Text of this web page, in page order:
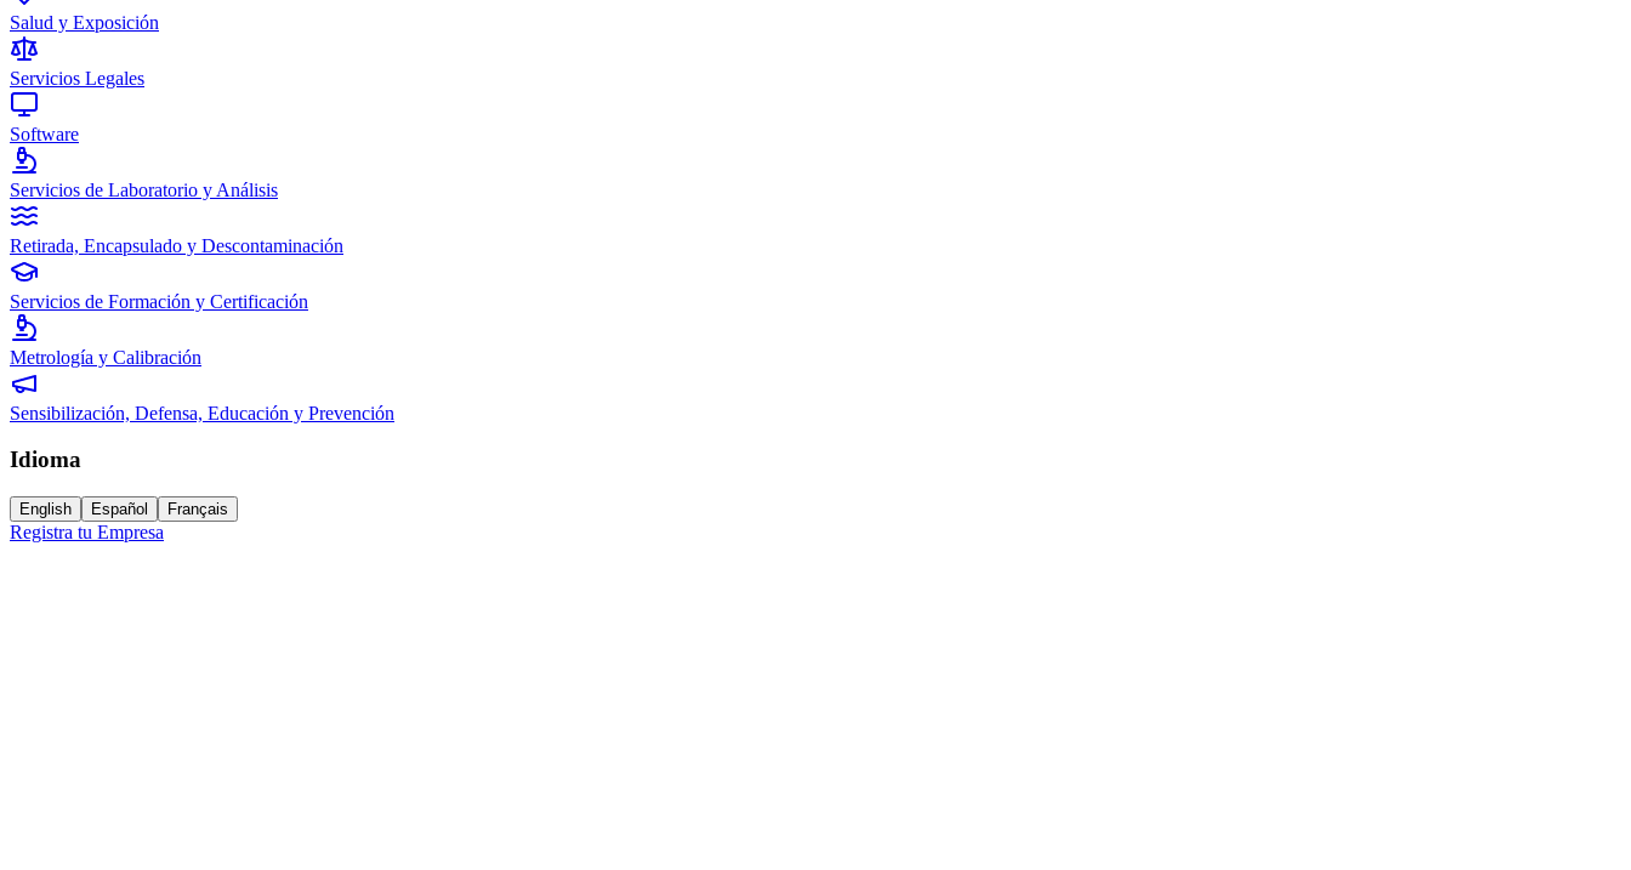
Salud y Exposición
Servicios Legales
Software
Servicios de Laboratorio y Análisis
Retirada, Encapsulado y Descontaminación
Servicios de Formación y Certificación
Metrología y Calibración
Sensibilización, Defensa, Educación y Prevención
Idioma
English Español Français
Registra tu Empresa